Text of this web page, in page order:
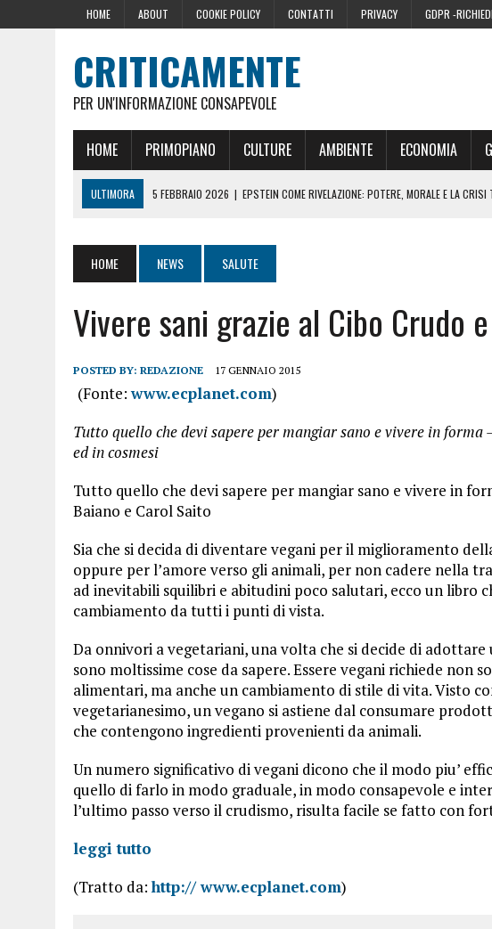
HOME ABOUT COOKIE POLICY CONTATTI PRIVACY GDPR -
CRITICAMENTE
PER UN'INFORMAZIONE CONSAPEVOLE
HOME PRIMOPIANO CULTURE AMBIENTE ECONOMIA
ULTIMORA 5 FEBBRAIO 2026 | EPSTEIN COME RIVELAZIONE: POTERE, MORALE E LA CRISI
29 AGOSTO 2024 | LE PRESSIONI DELLA CASA BIANCA PER LA CENSURA SUL WEB
22 GIUGNO 2026
SOPRA LE NOSTRE TESTE: PERCHÉ CHIAMARLE “SCIE DI CONDENSA”
HOME NEWS SALUTE
Vivere sani grazie al Cibo Crudo
POSTED BY: REDAZIONE 17 GENNAIO 2015
(Fonte:www.ecplanet.com)
Tutto quello che devi sapere per mangiar sano e vivere in
ed in cosmesi
Tutto quello che devi sapere per mangiar sano e vivere in
Baiano e Carol Saito
Sia che si decida di diventare vegani per il miglioramento
oppure per l’amore verso gli animali, per non cadere nella
ad inevitabili squilibri e abitudini poco salutari, ecco un libro
cambiamento da tutti i punti di vista.
Da onnivori a vegetariani, una volta che si decide di
sono moltissime cose da sapere. Essere vegani richiede non
alimentari, ma anche un cambiamento di stile di vita. Visto
vegetarianesimo, un vegano si astiene dal consumare
che contengono ingredienti provenienti da animali.
Un numero significativo di vegani dicono che il modo piu’
quello di farlo in modo graduale, in modo consapevole e
l’ultimo passo verso il crudismo, risulta facile se fatto con
leggi tutto
(Tratto da:http:// www.ecplanet.com)